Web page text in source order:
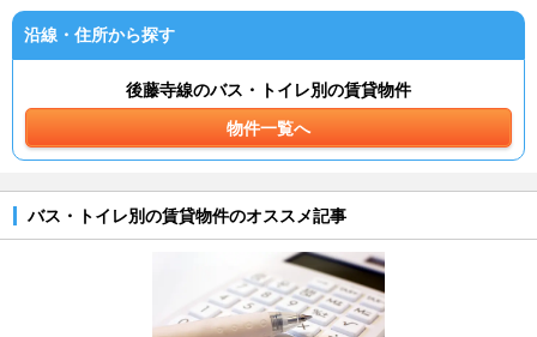
沿線・住所から探す
後藤寺線のバス・トイレ別の賃貸物件
物件一覧へ
バス・トイレ別の賃貸物件のオススメ記事